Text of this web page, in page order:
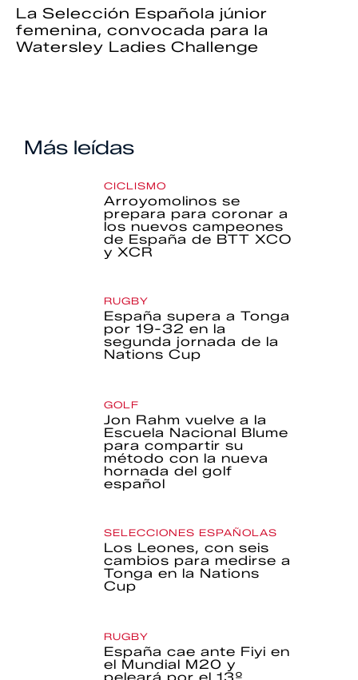
La Selección Española júnior
femenina, convocada para la
Watersley Ladies Challenge
Más leídas
CICLISMO
Arroyomolinos se
prepara para coronar a
los nuevos campeones
de España de BTT XCO
y XCR
RUGBY
España supera a Tonga
por 19-32 en la
segunda jornada de la
Nations Cup
GOLF
Jon Rahm vuelve a la
Escuela Nacional Blume
para compartir su
método con la nueva
hornada del golf
español
SELECCIONES ESPAÑOLAS
Los Leones, con seis
cambios para medirse a
Tonga en la Nations
Cup
RUGBY
España cae ante Fiyi en
el Mundial M20 y